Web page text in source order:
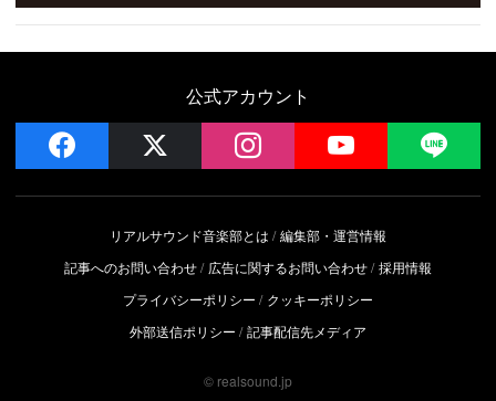
公式アカウント
facebook instagram YouTube
リアルサウンド音楽部とは
編集部・運営情報
記事へのお問い合わせ
広告に関するお問い合わせ 採用情報
プライバシーポリシー
クッキーポリシー
外部送信ポリシー
記事配信先メディア
© realsound.jp